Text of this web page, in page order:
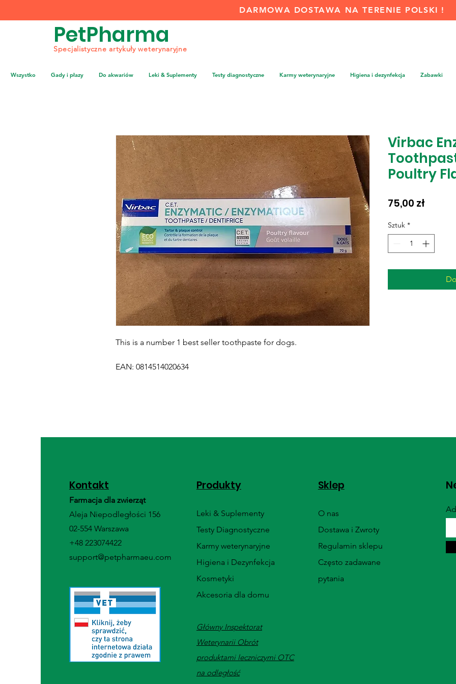
DARMOWA DOSTAWA NA TERENIE POLSKI !
PetPharma
Specjalistyczne artykuły weterynaryjne
Wszystko Gady i płazy Do akwariów Leki & Suplementy Testy diagnostyczne Karmy weterynaryjne Higiena i dezynfekcja Zabawki
This is a number 1 best seller toothpaste for dogs.
EAN: 0814514020634
Virbac
Poultry
75,00 zł
Sztuk *
Kontakt
Farmacja dla zwierząt
Aleja Niepodległości 156
02-554 Warszawa
+48 223074422
support@petpharmaeu.com
Produkty
Leki & Suplementy
Testy Diagnostyczne
Karmy weterynaryjne
Higiena i Dezynfekcja
Kosmetyki
Akcesoria dla domu
Główny Inspektorat
Weterynarii Obrót
produktami leczniczymi OTC
na odległość
Sklep
O nas
Dostawa i Zwroty
Regulamin sklepu
Często zadawane
pytania